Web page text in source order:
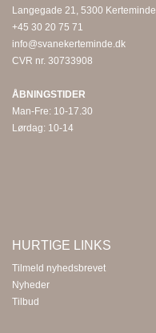
Langegade 21, 5300 Kerteminde
+45 30 20 75 71
info@svanekerteminde.dk
CVR nr. 30733908
ÅBNINGSTIDER
Man-Fre: 10-17.30
Lørdag: 10-14
HURTIGE LINKS
Tilmeld nyhedsbrevet
Nyheder
Tilbud